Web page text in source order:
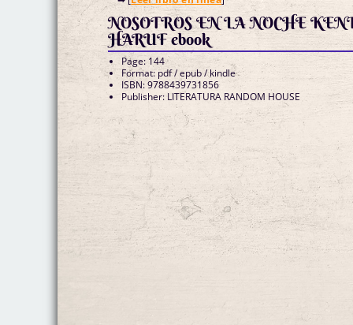
NOSOTROS EN LA NOCHE
HARUF ebook
Page: 144
Format: pdf / epub / kindle
ISBN: 9788439731856
Publisher: LITERATURA RANDOM HOUSE